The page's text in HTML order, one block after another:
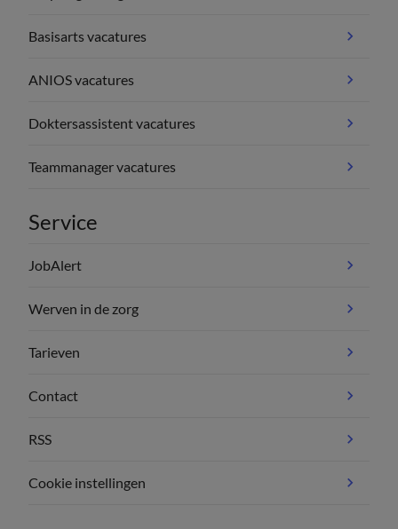
Basisarts vacatures
ANIOS vacatures
Doktersassistent vacatures
Teammanager vacatures
Service
JobAlert
Werven in de zorg
Tarieven
Contact
RSS
Cookie instellingen